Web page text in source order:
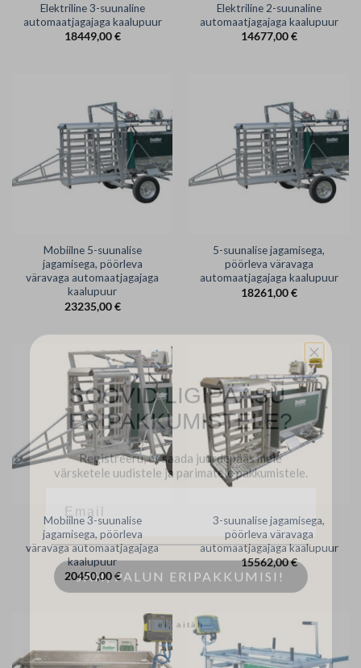
Elektriline 3-suunaline
automaatjagajaga kaalupuur
18449,00€
Elektriline 2-suunaline
automaatjagajaga kaalupuur
14677,00€
Mobiilne 5-suunalise
jagamisega, pöörleva
väravaga automaatjagajaga
kaalupuur
23235,00€
5-suunalise jagamisega,
pöörleva väravaga
automaatjagajaga kaalupuur
18261,00€
Mobiilne 3-suunalise
jagamisega, pöörleva
väravaga automaatjagajaga
kaalupuur
20450,00€
3-suunalise jagamisega,
pöörleva väravaga
automaatjagajaga kaalupuur
15562,00€
SOOVID LIGIPÄÄSU
ERIPAKKUMISTELE?
Registreeru, et saada juurdepääs meie
värsketele uudistele ja parimatele pakkumistele.
JAH, PALUN ERIPAKKUMISI!